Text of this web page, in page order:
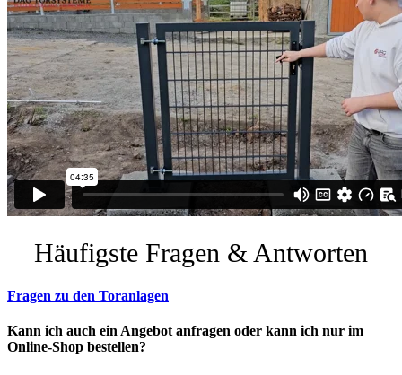
Häufigste Fragen & Antworten
Fragen zu den Toranlagen
Kann ich auch ein Angebot anfragen oder kann ich nur im
Online-Shop bestellen?